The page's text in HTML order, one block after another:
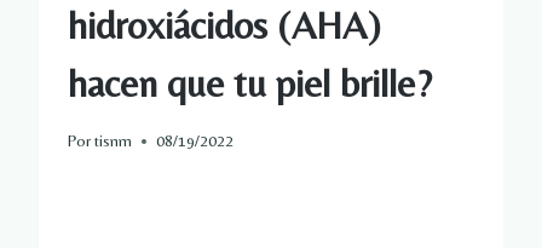
hidroxiácidos (AHA)
hacen que tu piel brille?
Portisnm 08/19/2022